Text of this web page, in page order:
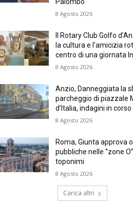
8 Agosto 2026
Il Rotary Club Golfo
la cultura e l’amicizia
centro di una giornata
8 Agosto 2026
Anzio, Danneggiata la
parcheggio di piazzale
d’Italia, indagini in corso
8 Agosto 2026
Roma, Giunta approva
pubbliche nelle “zone
toponimi
8 Agosto 2026
Carica altri